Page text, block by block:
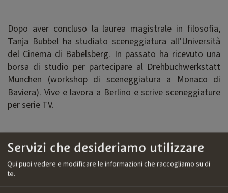
Dopo aver concluso la laurea magistrale in filosofia,
Tanja Bubbel ha studiato sceneggiatura all’Università
del Cinema di Babelsberg. In passato ha ricevuto una
borsa di studio per partecipare al Drehbuchwerkstatt
München (workshop di sceneggiatura a Monaco di
Baviera). Vive e lavora a Berlino e scrive sceneggiature
per serie TV.
Filmografia
››
Servizi che desideriamo utilizzare
Qui puoi vedere e modificare le informazioni che raccogliamo su di
te.